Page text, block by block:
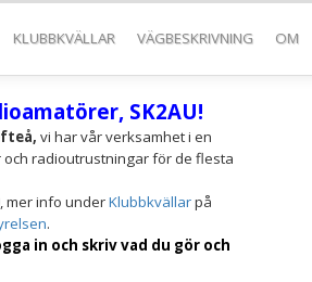
KLUBBKVÄLLAR VÄGBESKRIVNING OM
SK2AU!
vi har vår verksamhet i en
radioutrustningar för de flesta
, mer info underKlubbkvällarpå
.
in och skriv vad du gör och